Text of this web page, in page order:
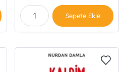
Sepete Ekle